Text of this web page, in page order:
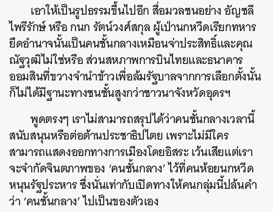
เอาให้เป็นรูปธรรมขึ้นไปอีก สื่อมวลชนอย่าง อัญชลี
ไพรีรักษ์ หรือ กนก รัตน์วงศ์สกุล ผู้เป่านกหวีดเรียกทหาร
ยึดอำนาจนั้นเป็นคนชั้นกลางเหมือนจ่าประสิทธิ์และคุณ
ณัฐวุฒิไม่ใช่หรือ ส่วนสหภาพการบินไทยและธนาคาร
ออมสินที่ขวางจำนำข้าวเพื่อล้มรัฐบาลจากการเลือกตั้งนั้น
ก็ไม่ได้มีฐานะทางชนชั้นสูงกว่าชาวนาจังหวัดอุดรฯ
พูดตรงๆ เราไม่สามารถสรุปได้ว่าคนชั้นกลางเวลานี้
สนับสนุนหรือต่อต้านประชาธิปไตย เพราะไม่มีใคร
สามารถแสดงออกทางการเมืองโดยอิสระ เว้นเสียแต่เรา
จะจำกัดจินตภาพของ ‘คนชั้นกลาง’ ไว้ที่คนห้อยนกหวีด
หนุนรัฐประหาร ซึ่งนั่นเท่ากับเปิดทางให้คนกลุ่มนี้ปล้นคำ
ว่า ‘คนชั้นกลาง’ ไปเป็นของตัวเอง